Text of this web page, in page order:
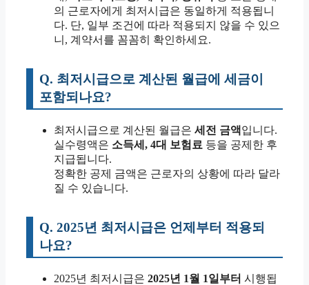
의 근로자에게 최저시급은 동일하게 적용됩니
다. 단, 일부 조건에 따라 적용되지 않을 수 있으
니, 계약서를 꼼꼼히 확인하세요.
Q. 최저시급으로 계산된 월급에 세금이
포함되나요?
최저시급으로 계산된 월급은 세전 금액입니다.
실수령액은 소득세, 4대 보험료 등을 공제한 후
지급됩니다.
정확한 공제 금액은 근로자의 상황에 따라 달라
질 수 있습니다.
Q. 2025년 최저시급은 언제부터 적용되
나요?
2025년 최저시급은 2025년 1월 1일부터 시행됩